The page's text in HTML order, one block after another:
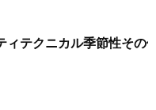
ィテクニカル季節性その